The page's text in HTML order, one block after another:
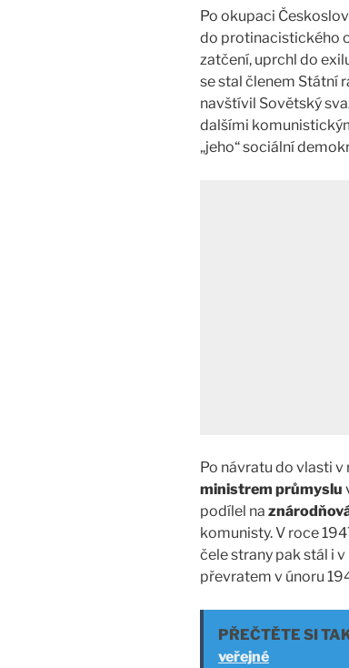
Po okupaci
do protinacistického
zatčení, uprchl do
se stal členem Státní
navštívil Sovětský
dalšími
„jeho“ sociální
Po návratu do vlasti
ministrem průmyslu
podílel na
komunisty. V roce
čele strany pak stál i
převratem v únoru
PŘEČTĚTE SI
veřejné